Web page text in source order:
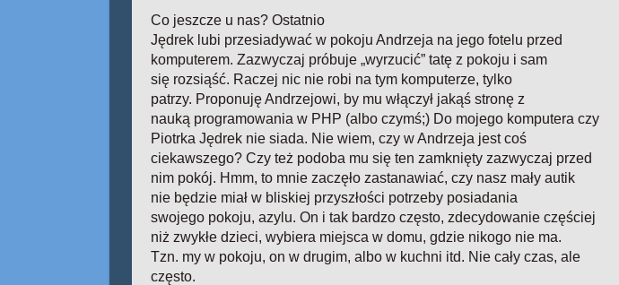
Co jeszcze u nas? Ostatnio
Jędrek lubi przesiadywać w pokoju Andrzeja na jego fotelu przed
komputerem. Zazwyczaj próbuje „wyrzucić” tatę z pokoju i sam
się rozsiąść. Raczej nic nie robi na tym komputerze, tylko
patrzy. Proponuję Andrzejowi, by mu włączył jakąś stronę z
nauką programowania w PHP (albo czymś;) Do mojego komputera czy
Piotrka Jędrek nie siada. Nie wiem, czy w Andrzeja jest coś
ciekawszego? Czy też podoba mu się ten zamknięty zazwyczaj przed
nim pokój. Hmm, to mnie zaczęło zastanawiać, czy nasz mały autik
nie będzie miał w bliskiej przyszłości potrzeby posiadania
swojego pokoju, azylu. On i tak bardzo często, zdecydowanie częściej
niż zwykłe dzieci, wybiera miejsca w domu, gdzie nikogo nie ma.
Tzn. my w pokoju, on w drugim, albo w kuchni itd. Nie cały czas, ale
często.